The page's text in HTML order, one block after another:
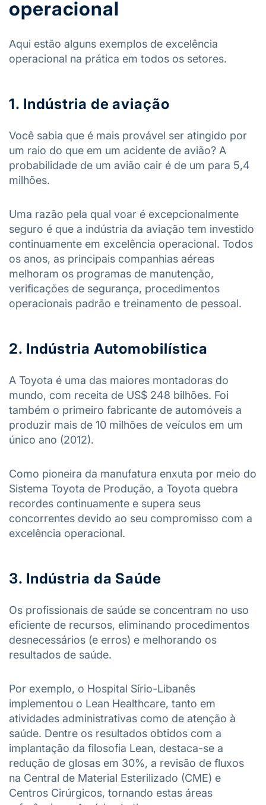
operacional
Aqui estão alguns exemplos de excelência
operacional na prática em todos os setores.
1. Indústria de aviação
Você sabia que é mais provável ser atingido por
um raio do que em um acidente de avião? A
probabilidade de um avião cair é de um para 5,4
milhões.
Uma razão pela qual voar é excepcionalmente
seguro é que a indústria da aviação tem investido
continuamente em excelência operacional. Todos
os anos, as principais companhias aéreas
melhoram os programas de manutenção,
verificações de segurança, procedimentos
operacionais padrão e treinamento de pessoal.
2. Indústria Automobilística
A Toyota é uma das maiores montadoras do
mundo, com receita de US$ 248 bilhões. Foi
também o primeiro fabricante de automóveis a
produzir mais de 10 milhões de veículos em um
único ano (2012).
Como pioneira da manufatura enxuta por meio do
Sistema Toyota de Produção, a Toyota quebra
recordes continuamente e supera seus
concorrentes devido ao seu compromisso com a
excelência operacional.
3. Indústria da Saúde
Os profissionais de saúde se concentram no uso
eficiente de recursos, eliminando procedimentos
desnecessários (e erros) e melhorando os
resultados de saúde.
Por exemplo, o Hospital Sírio-Libanês
implementou o Lean Healthcare, tanto em
atividades administrativas como de atenção à
saúde. Dentre os resultados obtidos com a
implantação da filosofia Lean, destaca-se a
redução de glosas em 30%, a revisão de fluxos
na Central de Material Esterilizado (CME) e
Centros Cirúrgicos, tornando estas áreas